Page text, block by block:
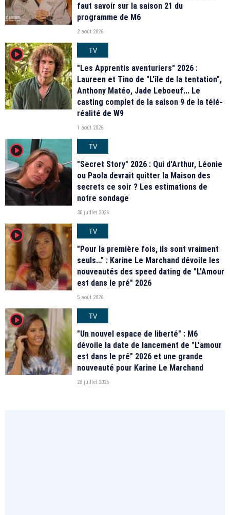
faut savoir sur la saison 21 du
programme de M6
2 août 2026
player2
TV
"Les Apprentis aventuriers" 2026 :
Laureen et Tino de "L'île de la tentation",
Anthony Matéo, Jade Leboeuf... Le
casting complet de la saison 9 de la télé-
réalité de W9
1 août 2026
player2
TV
"Secret Story" 2026 : Qui d'Arthur, Léonie
ou Paola devrait quitter la Maison des
secrets ce soir ? Les estimations de
notre sondage
30 juillet 2026
player2
TV
"Pour la première fois, ils sont vraiment
seuls…" : Karine Le Marchand dévoile les
nouveautés des speed dating de "L'Amour
est dans le pré" 2026
5 août 2026
player2
TV
"Un nouvel espace de liberté" : M6
dévoile la date de lancement de "L'amour
est dans le pré" 2026 et une grande
nouveauté pour Karine Le Marchand
28 juillet 2026